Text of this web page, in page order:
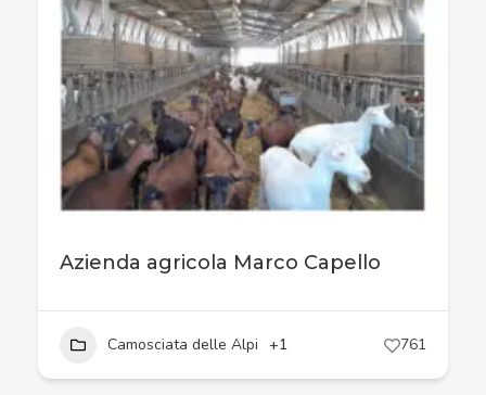
Azienda agricola Marco Capello
Camosciata delle Alpi +1 761